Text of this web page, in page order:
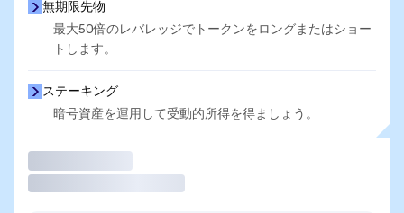
無期限先物
最大50倍のレバレッジでトークンをロングまたはショー
トします。
ステーキング
暗号資産を運用して受動的所得を得ましょう。